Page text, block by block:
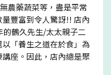
農藥蔬菜等，盡是平常
豐富到令人驚訝!! 店內
鶴久先生/太太親子二
「養生之道在於食」為
座。因此，店內總是聚